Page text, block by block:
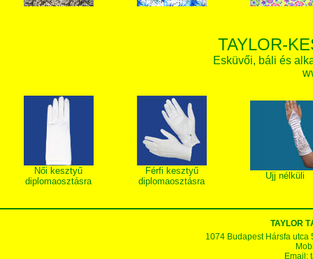
TAYLOR-
Esküvői, báli és
Női kesztyű
diplomaosztásra
Férfi kesztyű
diplomaosztásra
Ujj nélküli
TAYLOR
1074 Budapest Hársfa utca
Email: